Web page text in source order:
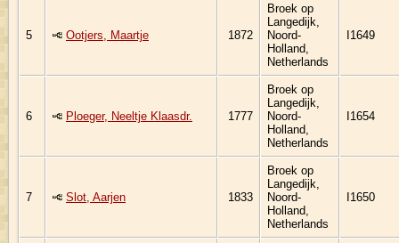
5 Ootjers, Maartje 1872
Broek op
Langedijk,
Noord-
Holland,
Netherlands
I1649
6 Ploeger, Neeltje Klaasdr. 1777
Broek op
Langedijk,
Noord-
Holland,
Netherlands
I1654
7 Slot, Aarjen 1833
Broek op
Langedijk,
Noord-
Holland,
Netherlands
I1650